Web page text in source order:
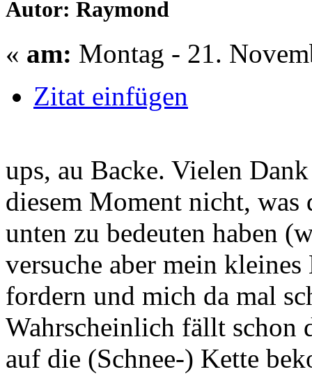
Autor: Raymond
« am: Montag - 21.
Zitat einfügen
ups, au Backe. Vielen
diesem Moment nicht,
unten zu bedeuten haben
versuche aber mein
fordern und mich da mal
Wahrscheinlich fällt schon
auf die (Schnee-) Kette